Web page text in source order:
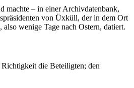
machte – in einer Archivdatenbank,
von Üxküll, der in dem Ort
wenige Tage nach Ostern, datiert.
die Beteiligten; den